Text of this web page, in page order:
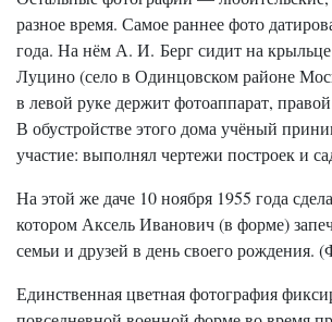
разное время. Самое раннее фото
года. На нём А. И. Берг сидит на крыльце
Луцино (село в Одинцовском районе
в левой руке держит фотоаппарат,
В обустройстве этого дома учёный
участие: выполнял чертежи построек и
На этой же даче 10 ноября 1955 года
котором Аксель Иванович (в форме)
семьи и друзей в день своего рождения.
Единственная цветная фотография